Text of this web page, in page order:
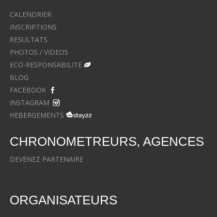
CALENDRIER
INSCRIPTIONS
RESULTATS
PHOTOS / VIDEOS
ECO-RESPONSABILITE
BLOG
FACEBOOK
INSTAGRAM
HEBERGEMENTS
CHRONOMETREURS, AGENCES
DEVENEZ PARTENAIRE
ORGANISATEURS